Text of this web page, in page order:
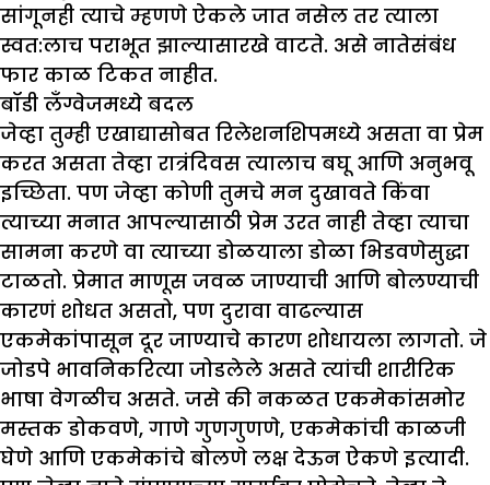
सांगूनही त्याचे म्हणणे ऐकले जात नसेल तर त्याला
स्वत:लाच पराभूत झाल्यासारखे वाटते. असे नातेसंबंध
फार काळ टिकत नाहीत.
बॉडी लँग्वेजमध्ये बदल
जेव्हा तुम्ही एखाद्यासोबत रिलेशनशिपमध्ये असता वा प्रेम
करत असता तेव्हा रात्रंदिवस त्यालाच बघू आणि अनुभवू
इच्छिता. पण जेव्हा कोणी तुमचे मन दुखावते किंवा
त्याच्या मनात आपल्यासाठी प्रेम उरत नाही तेव्हा त्याचा
सामना करणे वा त्याच्या डोळयाला डोळा भिडवणेसुद्धा
टाळतो. प्रेमात माणूस जवळ जाण्याची आणि बोलण्याची
कारणं शोधत असतो, पण दुरावा वाढल्यास
एकमेकांपासून दूर जाण्याचे कारण शोधायला लागतो. जे
जोडपे भावनिकरित्या जोडलेले असते त्यांची शारीरिक
भाषा वेगळीच असते. जसे की नकळत एकमेकांसमोर
मस्तक डोकवणे, गाणे गुणगुणणे, एकमेकांची काळजी
घेणे आणि एकमेकांचे बोलणे लक्ष देऊन ऐकणे इत्यादी.